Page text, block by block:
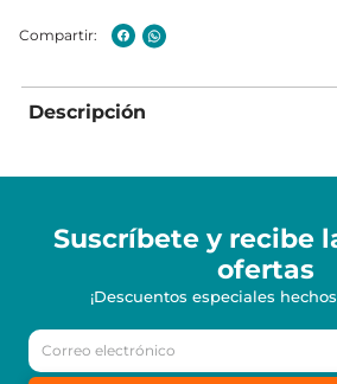
Descripción
Suscríbete y recibe
ofertas
¡Descuentos especiales